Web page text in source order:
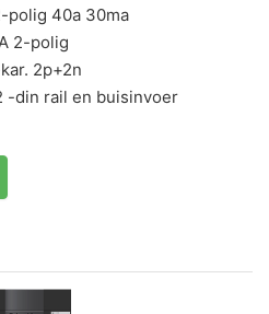
polig 40a 30ma
2-polig
2p+2n
-din rail en buisinvoer